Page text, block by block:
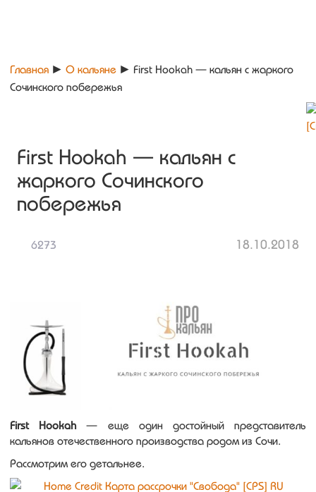
Главная ►О кальяне ► First Hookah — кальян с жаркого
Сочинского побережья
First Hookah — кальян с
жаркого Сочинского
побережья
18.10.2018
6273
First Hookah — еще один достойный представитель
кальянов отечественного производства родом из Сочи.
Рассмотрим его детальнее.